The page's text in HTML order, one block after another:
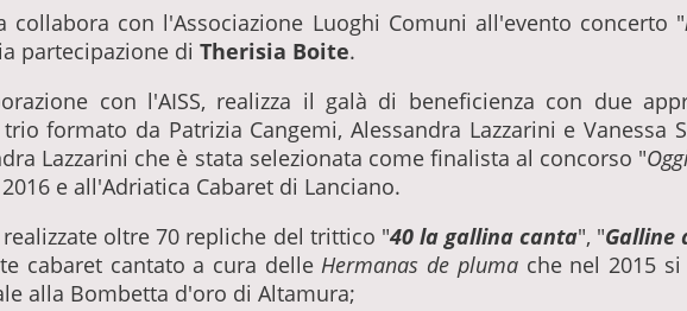
collabora con l'Associazione Luoghi Comuni all'evento concerto "
partecipazione di Therisia Boite.
con l'AISS, realizza il galà di beneficienza con due
formato da Patrizia Cangemi, Alessandra Lazzarini e Vanessa
Lazzarini che è stata selezionata come finalista al concorso "
e all'Adriatica Cabaret di Lanciano.
oltre 70 repliche del trittico "40 la gallina canta", "Galline
cabaret cantato a cura delleHermanas de plumache nel 2015 si
alla Bombetta d'oro di Altamura;